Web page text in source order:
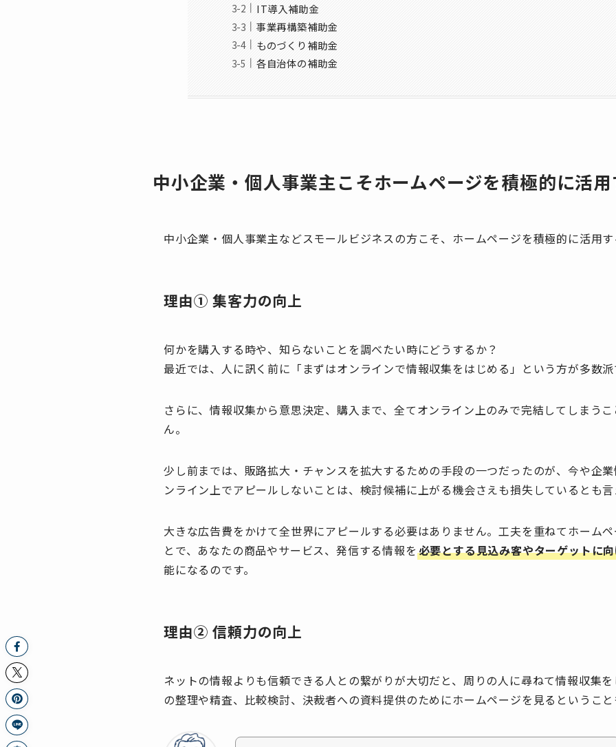
IT導入補助金
事業再構築補助金
ものづくり補助金
各自治体の補助金
中小企業・個人事業主こそホームページを積極的に活
中小企業・個人事業主などスモールビジネスの方こそ、ホームページを積極的に活用す
理由① 集客力の向上
何かを購入する時や、知らないことを調べたい時にどうするか？
最近では、人に訊く前に「まずはオンラインで情報収集をはじめる」という方が多数派
さらに、情報収集から意思決定、購入まで、全てオンライン上のみで完結してしまう
ん。
少し前までは、販路拡大・チャンスを拡大するための手段の一つだったのが、今や企
ンライン上でアピールしないことは、検討候補に上がる機会さえも損失しているとも言
大きな広告費をかけて全世界にアピールする必要はありません。工夫を重ねてホーム
とで、あなたの商品やサービス、発信する情報を必要とする見込み客やターゲットに
能になるのです。
理由② 信頼力の向上
ネットの情報よりも信頼できる人との繋がりが大切だと、周りの人に尋ねて情報収集
の整理や精査、比較検討、決裁者への資料提供のためにホームページを見るということ